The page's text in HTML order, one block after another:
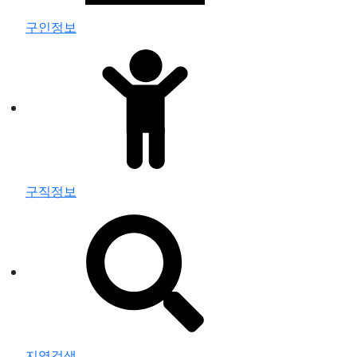
구인정보
구직정보